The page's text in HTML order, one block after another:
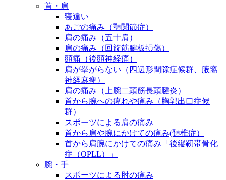
首・肩
寝違い
あごの痛み（顎関節症）
肩の痛み（五十肩）
肩の痛み（回旋筋腱板損傷）
頭痛（後頭神経痛）
肩が挙がらない（四辺形間隙症候群、腋窩
神経麻痺）
肩の痛み（上腕二頭筋長頭腱炎）
首から腕への痺れや痛み（胸郭出口症候
群）
スポーツによる肩の痛み
首から肩や腕にかけての痛み(頚椎症）
首から肩腕にかけての痛み「後縦靭帯骨化
症（OPLL）」
腕・手
スポーツによる肘の痛み